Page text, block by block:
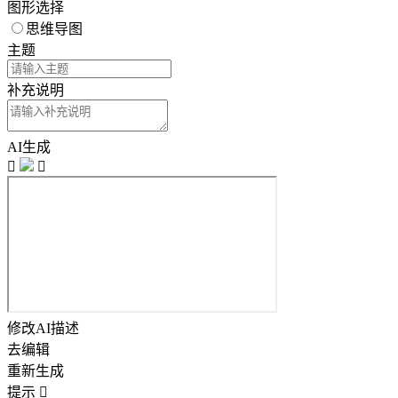
图形选择
思维导图
主题
补充说明
AI生成


修改AI描述
去编辑
重新生成
提示 